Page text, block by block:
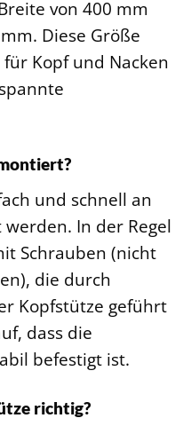
von 400 mm
Diese Größe
Kopf und Nacken
und schnell an
In der Regel
Schrauben (nicht
die durch
Kopfstütze geführt
dass die
befestigt ist.
richtig?